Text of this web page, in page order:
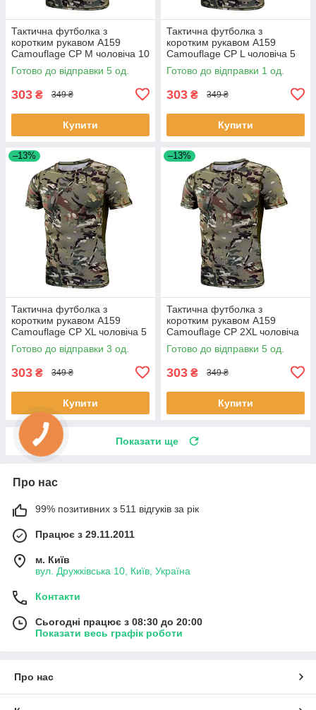
Тактична футболка з
коротким рукавом A159
Camouflage CP M чоловіча 10
шт.
Готово до відправки 5 од.
303 ₴ 349 ₴
Купити
Тактична футболка з
коротким рукавом A159
Camouflage CP L чоловіча 5
шт.
Готово до відправки 1 од.
303 ₴ 349 ₴
Купити
–13%
Тактична футболка з
коротким рукавом A159
Camouflage CP XL чоловіча 5
шт.
Готово до відправки 3 од.
303 ₴ 349 ₴
Купити
–13%
Тактична футболка з
коротким рукавом A159
Camouflage CP 2XL чоловіча
9 шт.
Готово до відправки 5 од.
303 ₴ 349 ₴
Купити
Показати ще
Про нас
99% позитивних з 511 відгуків за рік
Працює з 29.11.2011
м. Київ
вул. Дружківська 10, Київ, Україна
Контакти
Сьогодні працює з 08:30 до 20:00
Показати весь графік роботи
Про нас